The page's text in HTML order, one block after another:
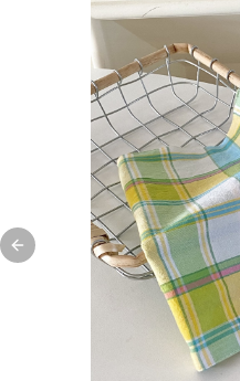
Previous slide